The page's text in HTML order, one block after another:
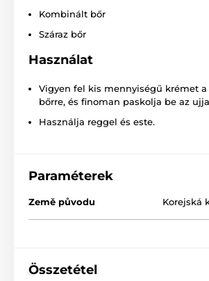
Kombinált bőr
Száraz bőr
Használat
Vigyen fel kis mennyiségű krémet
bőrre, és finoman paskolja be az
Használja reggel és este.
Paraméterek
Země původu Korejská
Összetétel